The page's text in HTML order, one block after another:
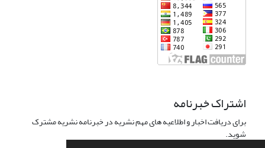
اشتراک خبرنامه
برای دریافت اخبار و اطلاعیه های مهم نشریه در خبرنامه نشریه مشترک
شوید.